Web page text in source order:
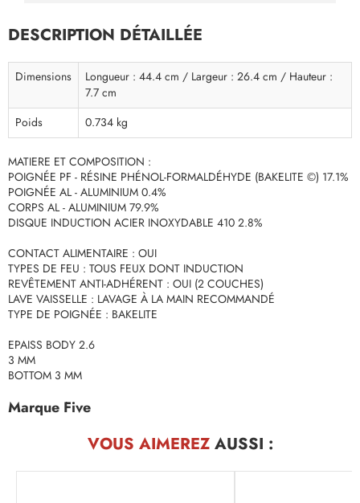
DESCRIPTION DÉTAILLÉE
Dimensions
Longueur : 44.4 cm / Largeur : 26.4 cm / Hauteur :
7.7 cm
Poids
0.734 kg
MATIERE ET COMPOSITION :
POIGNÉE PF - RÉSINE PHÉNOL-FORMALDÉHYDE (BAKELITE ©) 17.1%
POIGNÉE AL - ALUMINIUM 0.4%
CORPS AL - ALUMINIUM 79.9%
DISQUE INDUCTION ACIER INOXYDABLE 410 2.8%
CONTACT ALIMENTAIRE : OUI
TYPES DE FEU : TOUS FEUX DONT INDUCTION
REVÊTEMENT ANTI-ADHÉRENT : OUI (2 COUCHES)
LAVE VAISSELLE : LAVAGE À LA MAIN RECOMMANDÉ
TYPE DE POIGNÉE : BAKELITE
EPAISS BODY 2.6
3 MM
BOTTOM 3 MM
Marque Five
VOUS AIMEREZAUSSI :